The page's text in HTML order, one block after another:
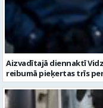
Aizvadītajā diennaktī
reibumā pieķertas trīs